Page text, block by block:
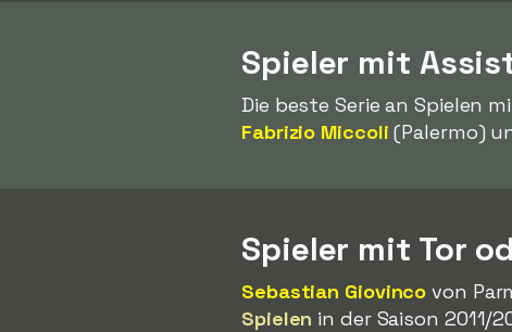
Spieler mit
Die beste Serie an Spielen
Fabrizio Miccoli (Palermo)
Spieler mit Tor
Sebastian Giovinco von
Spielen in der Saison 2011/